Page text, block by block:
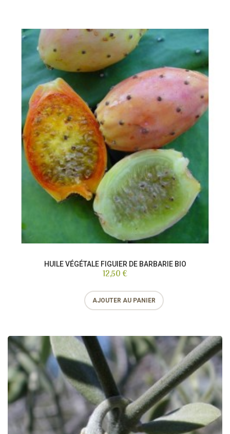
HUILE VÉGÉTALE FIGUIER DE BARBARIE BIO
12,50 €
AJOUTER AU PANIER